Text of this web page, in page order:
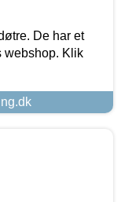
De har et
webshop. Klik